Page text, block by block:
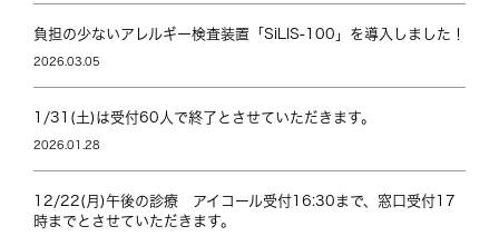
負担の少ないアレルギー検査装置「SiLIS-100」を導入しました！
2026.03.05
1/31(土)は受付60人で終了とさせていただきます。
2026.01.28
12/22(月)午後の診療 アイコール受付16:30まで、窓口受付17
時までとさせていただきます。